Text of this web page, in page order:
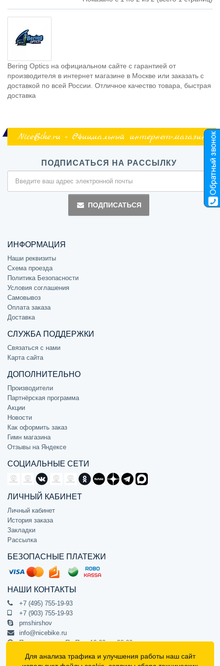
Bering Optics на официальном сайте с гарантией от
производителя в интернет магазине в Москве или заказать с
доставкой по всей России. Отличное качество товара, быстрая
доставка
NiceBike.ru - Официальный интернет-магазин
ПОДПИСАТЬСЯ НА РАССЫЛКУ
ПОДПИСАТЬСЯ
ИНФОРМАЦИЯ
Наши реквизиты
Схема проезда
Политика Безопасности
Условия соглашения
Самовывоз
Оплата заказа
Доставка
СЛУЖБА ПОДДЕРЖКИ
Связаться с нами
Карта сайта
ДОПОЛНИТЕЛЬНО
Производители
Партнёрская программа
Акции
Новости
Как оформить заказ
Гимн магазина
Отзывы на Яндексе
СОЦИАЛЬНЫЕ СЕТИ
ЛИЧНЫЙ КАБИНЕТ
Личный кабинет
История заказа
Закладки
Рассылка
БЕЗОПАСНЫЕ ПЛАТЕЖИ
НАШИ КОНТАКТЫ
+7 (495) 755-19-93
+7 (903) 755-19-93
pmshirshov
info@nicebike.ru
Прием звонков Пн-Пт с 10:00 до 20:00
ПВЗ Пн-Пт с 10:00 до 20:00
г. Москва, ул. Барклая 13с1
Для анализа трафика и улучшения работы наш сайт